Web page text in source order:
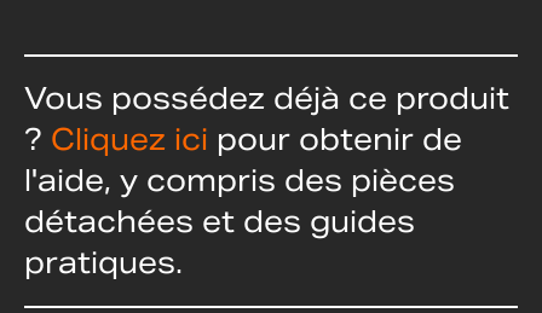
Vous possédez déjà ce produit
? Cliquez ici pour obtenir de
l'aide, y compris des pièces
détachées et des guides
pratiques.